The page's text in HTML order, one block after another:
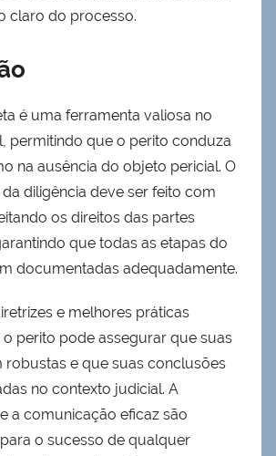
claro do processo.
é uma ferramenta valiosa no
permitindo que o perito conduza
na ausência do objeto pericial. O
diligência deve ser feito com
os direitos das partes
que todas as etapas do
documentadas adequadamente.
e melhores práticas
o perito pode assegurar que suas
robustas e que suas conclusões
no contexto judicial. A
a comunicação eficaz são
o sucesso de qualquer